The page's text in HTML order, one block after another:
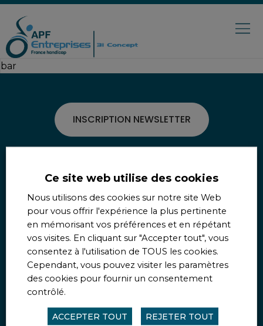
bar
INSCRIPTION NEWSLETTER
Suivez-nous
Plan du site
© APF Entreprises 2023 - Tous droits réservés
Préférences cookies
Ce site web utilise des cookies
Nous utilisons des cookies sur notre site Web
pour vous offrir l'expérience la plus pertinente
en mémorisant vos préférences et en répétant
vos visites. En cliquant sur "Accepter tout", vous
consentez à l'utilisation de TOUS les cookies.
Cependant, vous pouvez visiter les paramètres
des cookies pour fournir un consentement
contrôlé.
ACCEPTER TOUT REJETER TOUT